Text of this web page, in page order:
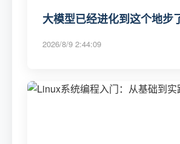
大模型已经进化到这个地步
2026/8/9 2:44:09